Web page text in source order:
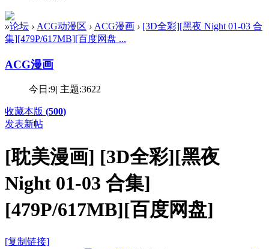
»论坛 › ACG动漫区 › ACG漫画 › [3D全彩][黑夜 Night 01-03 合
集][479P/617MB][百度网盘 ...
ACG漫画
今日:9| 主题:3622
收藏本版 (500)
发表新帖
[耽美漫画] [3D全彩][黑夜
Night 01-03 合集]
[479P/617MB][百度网盘]
[复制链接]